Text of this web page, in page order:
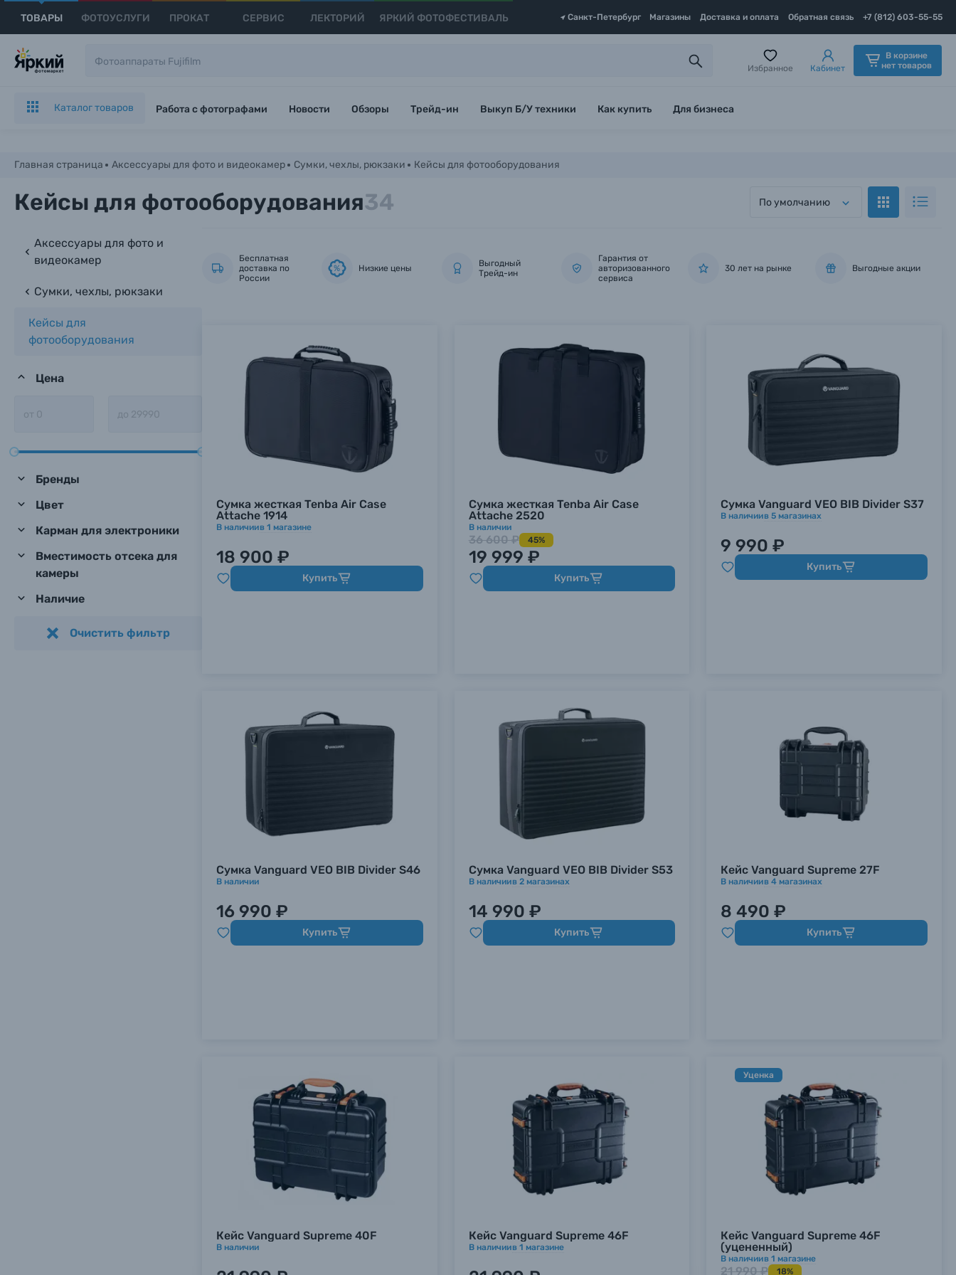
ТОВАРЫ ФОТОУСЛУГИ ПРОКАТ СЕРВИС ЛЕКТОРИЙ ЯРКИЙ ФОТОФЕСТИВАЛЬ Санкт-Петербург Магазины Доставка и оплата Обратная связь +7 (812) 603-55-55
Избранное Кабинет
В корзине
нет товаров
Каталог товаров Работа с фотографами Новости Обзоры Трейд-ин Выкуп Б/У техники Как купить Для бизнеса
Главная страница Аксессуары для фото и видеокамер Сумки, чехлы, рюкзаки Кейсы для фотооборудования
Кейсы для фотооборудования34 По умолчанию
Аксессуары для фото и
видеокамер
Сумки, чехлы, рюкзаки
Кейсы для
фотооборудования
Цена
Бренды
Цвет
Карман для электроники
Вместимость отсека для
камеры
Наличие
Очистить фильтр
Бесплатная
доставка по
России
% Низкие цены
Выгодный
Трейд-ин
Гарантия от
авторизованного
сервиса
30 лет на рынке Выгодные акции
Сумка жесткая Tenba Air Case
Attache 1914
В наличиив 1 магазине
18 900 ₽
Купить
Сумка жесткая Tenba Air Case
Attache 2520
В наличии
36 600 ₽ 45%
19 999 ₽
Купить
Сумка Vanguard VEO BIB Divider S37
В наличиив5 магазинах
9 990 ₽
Купить
Сумка Vanguard VEO BIB Divider S46
В наличии
16 990 ₽
Купить
Сумка Vanguard VEO BIB Divider S53
В наличиив 2магазинах
14 990 ₽
Купить
Кейс Vanguard Supreme 27F
В наличиив4 магазинах
8 490 ₽
Купить
Кейс Vanguard Supreme 40F
В наличии
Кейс Vanguard Supreme 46F
В наличиив 1 магазине
Уценка
Кейс Vanguard Supreme 46F
(уцененный)
В наличиив1 магазине
21 990 ₽ 18%